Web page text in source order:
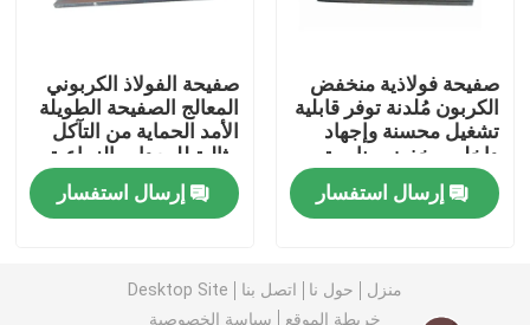
مراقبة الجودة
أخبار
القضايا
لفائف الفولاذ المغلف
صفيحة فولاذية منخفض
الكربون مُلدنة توفر قابلية
تشغيل محسنة وإجهاد
داخلي مخفض مناسبة
للتصنيع
إرسال استفسار
صفيحة الفولاذ الكربوني
المعالج الصفيحة الطويلة
الأمد الحماية من التآكل
مثالية للمعدات الزراعية
وخزانات التخزين
إرسال استفسار
منزل حول نا اتصل بنا
Desktop Site
خريطة الموقع
سياسة الخصوصية